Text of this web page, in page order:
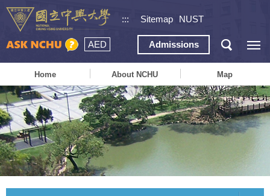
::: Sitemap NUST
AED Admissions
Home About NCHU Map